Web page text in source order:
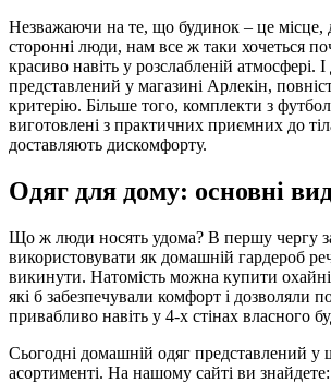
Незважаючи на те, що будинок – це місце,
сторонні люди, нам все ж таки хочеться
красиво навіть у розслабленій атмосфері.
представлений у магазині Арлекін,
критерію. Більше того, комплекти з
виготовлені з практичних приємних до
доставляють дискомфорту.
Одяг для дому: основні
Що ж люди носять удома? В першу чергу
використовувати як домашній гардероб
викинути. Натомість можна купити
які б забезпечували комфорт і дозволяли
привабливо навіть у 4-х стінах власного
Сьогодні домашній одяг представлений у
асортименті. На нашому сайті ви знайдете: